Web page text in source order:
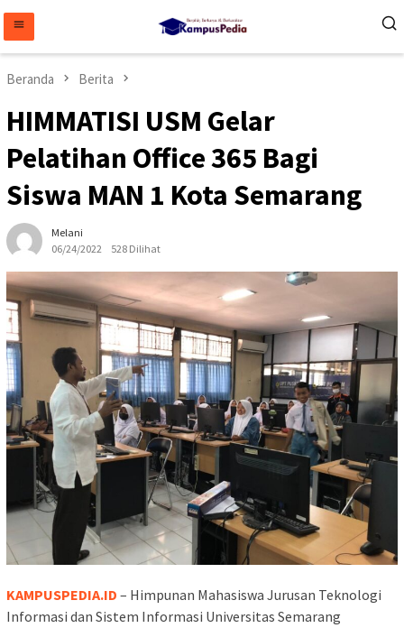
konten
Beranda Berita
HIMMATISI USM Gelar
Pelatihan Office 365 Bagi
Siswa MAN 1 Kota Semarang
Melani
06/24/2022
528 Dilihat
KAMPUSPEDIA.ID – Himpunan Mahasiswa Jurusan Teknologi
Informasi dan Sistem Informasi Universitas Semarang